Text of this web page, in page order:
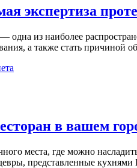
экспертиза
одна из наиболее
а также стать причиной
в вашем
места, где можно
представленные